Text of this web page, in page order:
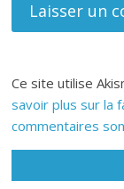
Ce site utilise
savoir plus sur la
commentaires